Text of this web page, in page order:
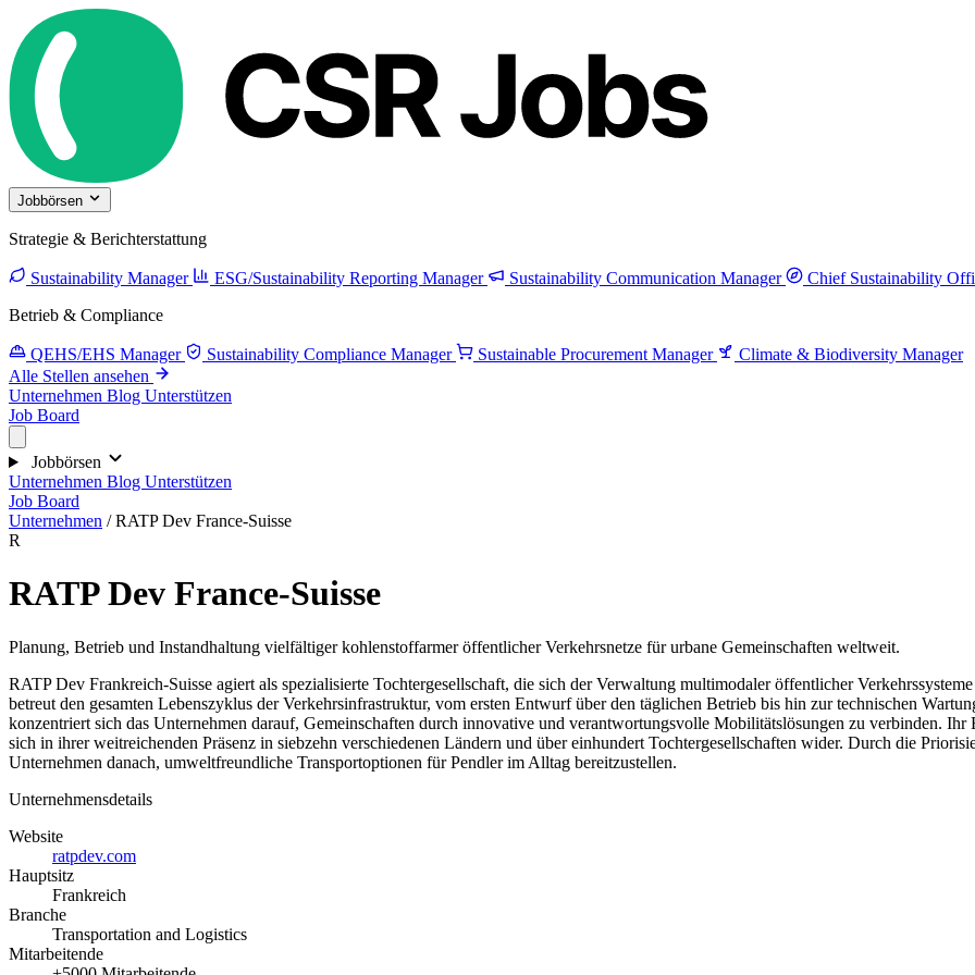
Jobbörsen
Strategie & Berichterstattung
Sustainability Manager ESG/Sustainability Reporting Manager Sustainability Communication Manager
Chief Sustainability
Betrieb & Compliance
QEHS/EHS Manager Sustainability Compliance Manager Sustainable Procurement Manager
Climate & Biodiversity Manager
Alle Stellen ansehen
Unternehmen Blog Unterstützen
Job Board
Jobbörsen
Unternehmen Blog Unterstützen
Job Board
Unternehmen / RATP Dev France-Suisse
R
RATP Dev France-Suisse
Planung, Betrieb und Instandhaltung vielfältiger kohlenstoffarmer öffentlicher Verkehrsnetze für urbane Gemeinschaften weltweit.
RATP Dev Frankreich-Suisse agiert als spezialisierte Tochtergesellschaft, die sich der Verwaltung multimodaler öffentlicher
betreut den gesamten Lebenszyklus der Verkehrsinfrastruktur, vom ersten Entwurf über den täglichen Betrieb bis hin zur technischen
konzentriert sich das Unternehmen darauf, Gemeinschaften durch innovative und verantwortungsvolle Mobilitätslösungen zu verbinden.
sich in ihrer weitreichenden Präsenz in siebzehn verschiedenen Ländern und über einhundert Tochtergesellschaften wider. Durch die
Unternehmen danach, umweltfreundliche Transportoptionen für Pendler im Alltag bereitzustellen.
Unternehmensdetails
Website
ratpdev.com
Hauptsitz
Frankreich
Branche
Transportation and Logistics
Mitarbeitende